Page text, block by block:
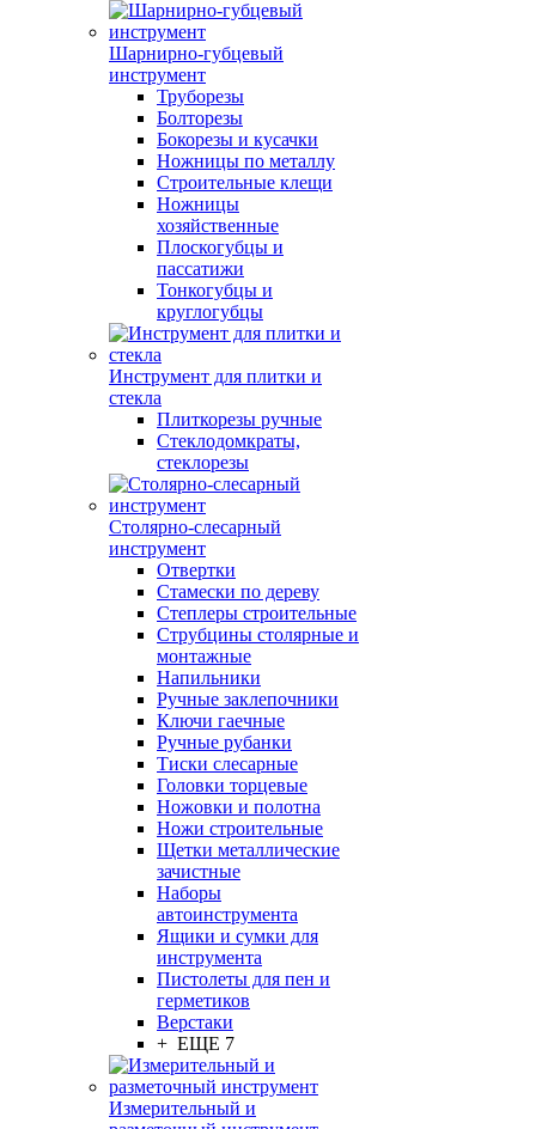
Шарнирно-губцевый
инструмент
Труборезы
Болторезы
Бокорезы и кусачки
Ножницы по металлу
Строительные клещи
Ножницы
хозяйственные
Плоскогубцы и
пассатижи
Тонкогубцы и
круглогубцы
Инструмент для плитки и
стекла
Плиткорезы ручные
Стеклодомкраты,
стеклорезы
Столярно-слесарный
инструмент
Отвертки
Стамески по дереву
Степлеры строительные
Струбцины столярные и
монтажные
Напильники
Ручные заклепочники
Ключи гаечные
Ручные рубанки
Тиски слесарные
Головки торцевые
Ножовки и полотна
Ножи строительные
Щетки металлические
зачистные
Наборы
автоинструмента
Ящики и сумки для
инструмента
Пистолеты для пен и
герметиков
Верстаки
+ ЕЩЕ 7
Измерительный и